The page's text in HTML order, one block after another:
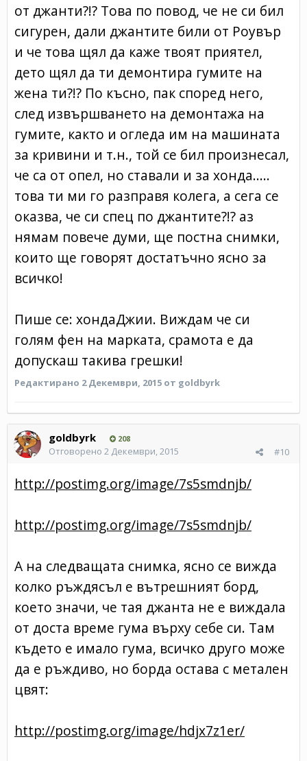
от джанти?!? Това по повод, че не си бил
сигурен, дали джантите били от Роувър
и че това щял да каже твоят приятел,
дето щял да ти демонтира гумите на
жена ти?!? По късно, пак според него,
след извършването на демонтажа на
гумите, както и огледа им на машината
за кривини и т.н., той се бил произнесал,
че са от опел, но ставали и за хонда.....
това ти ми го разправя колега, а сега се
оказва, че си спец по джантите?!? аз
нямам повече думи, ще постна снимки,
които ще говорят достатъчно ясно за
всичко!
Пише се: хондаДжии. Виждам че си
голям фен на марката, срамота е да
допускаш такива грешки!
Редактирано 2 Декември, 2015 от goldbyrk
goldbyrk 208
#10
Отговорено 2 Декември, 2015
http://postimg.org/image/7s5smdnjb/
http://postimg.org/image/7s5smdnjb/
А на следващата снимка, ясно се вижда
колко ръждясъл е вътрешният борд,
което значи, че тая джанта не е виждала
от доста време гума върху себе си. Там
където е имало гума, всичко друго може
да е ръждиво, но борда остава с метален
цвят:
http://postimg.org/image/hdjx7z1er/